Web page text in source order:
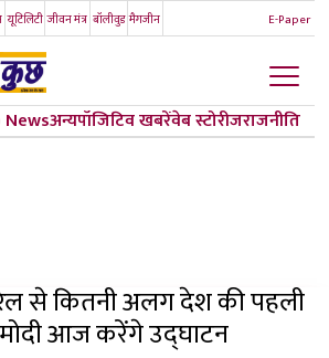
यूटिलिटी जीवन मंत्र बॉलीवुड मैगजीन E-Paper
अन्यपॉजिटिव खबरेंवेब स्टोरीजराजनीति
रेल से कितनी अलग देश की पहली
आज करेंगे उद्घाटन